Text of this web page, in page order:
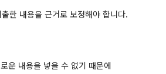
한 내용을 근거로 보정해야 합니다.
운 내용을 넣을 수 없기 때문에